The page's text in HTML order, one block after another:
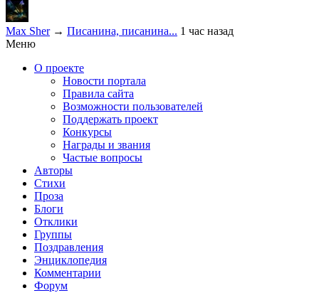
Max Sher→ Писанина, писанина... 1 час назад
Меню
О проекте
Новости портала
Правила сайта
Возможности пользователей
Поддержать проект
Конкурсы
Награды и звания
Частые вопросы
Авторы
Стихи
Проза
Блоги
Отклики
Группы
Поздравления
Энциклопедия
Комментарии
Форум